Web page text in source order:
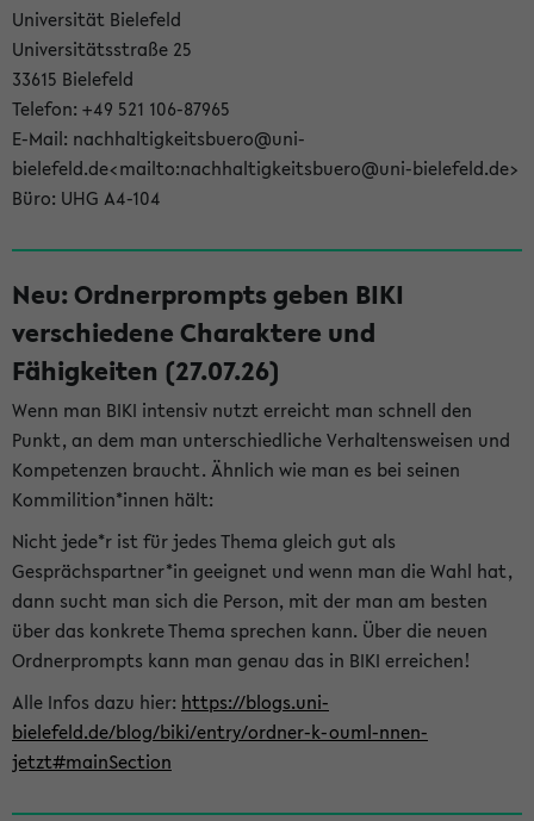
Universität Bielefeld
Universitätsstraße 25
33615 Bielefeld
Telefon: +49 521 106-87965
E-Mail: nachhaltigkeitsbuero@uni-
bielefeld.de<mailto:nachhaltigkeitsbuero@uni-bielefeld.de>
Büro: UHG A4-104
Neu: Ordnerprompts geben BIKI
verschiedene Charaktere und
Fähigkeiten (27.07.26)
Wenn man BIKI intensiv nutzt erreicht man schnell den
Punkt, an dem man unterschiedliche Verhaltensweisen und
Kompetenzen braucht. Ähnlich wie man es bei seinen
Kommilition*innen hält:
Nicht jede*r ist für jedes Thema gleich gut als
Gesprächspartner*in geeignet und wenn man die Wahl hat,
dann sucht man sich die Person, mit der man am besten
über das konkrete Thema sprechen kann. Über die neuen
Ordnerprompts kann man genau das in BIKI erreichen!
Alle Infos dazu hier: https://blogs.uni-
bielefeld.de/blog/biki/entry/ordner-k-ouml-nnen-
jetzt#mainSection